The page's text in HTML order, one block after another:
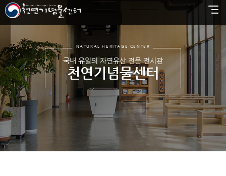
NATURAL HERITAGE CENTER
국내 유일의 자연유산 전문 전시관
천연기념물센터